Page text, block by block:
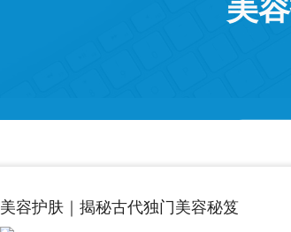
美
美容护肤｜揭秘古代独门美容秘笈